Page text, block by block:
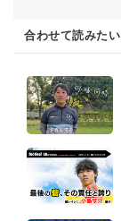
合わせて読みたい